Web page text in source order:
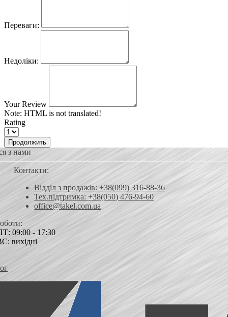
Переваги:
Недоліки:
Your Review
Note: HTML is not translated!
Rating
Продолжить
з нами
Контакти:
Відділ з продажів: +38(099) 316-88-36
Тех.підтримка: +38(050) 476-94-60
office@takel.com.ua
09:00 - 17:30
вихідні